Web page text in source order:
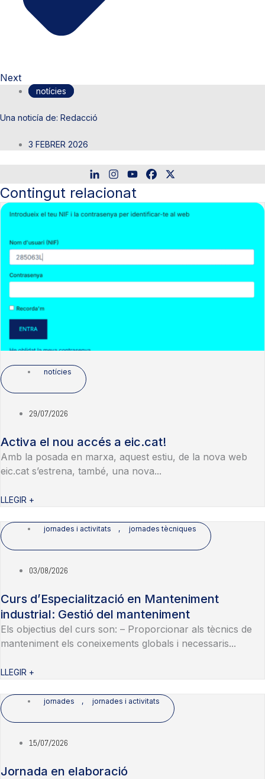
Next
notícies
Redacció
3 FEBRER 2026
Contingut relacionat
notícies
29/07/2026
Activa el nou accés a eic.cat!
Amb la posada en marxa, aquest estiu, de la nova web
eic.cat s’estrena, també, una nova...
LLEGIR +
jornades i activitats , jornades tècniques
03/08/2026
Curs d’Especialització en Manteniment
industrial: Gestió del manteniment
Els objectius del curs son: – Proporcionar als tècnics de
manteniment els coneixements globals i necessaris...
LLEGIR +
jornades , jornades i activitats
15/07/2026
Jornada en elaboració